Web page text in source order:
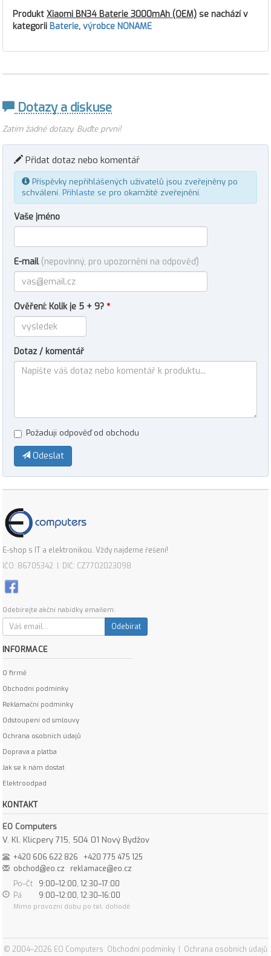
Produkt Xiaomi BN34 Baterie 3000mAh (OEM) se nachází v
kategorii Baterie, výrobce NONAME
Dotazy a diskuse
Zatím žádné dotazy. Buďte první!
Přidat dotaz nebo komentář
Příspěvky nepřihlášených uživatelů jsou zveřejněny po
schválení. Přihlaste se pro okamžité zveřejnění.
Vaše jméno
E-mail (nepovinný, pro upozornění na odpověď)
Ověření: Kolik je 5 + 9? *
Dotaz / komentář
Požaduji odpověď od obchodu
Odeslat
E-shop s IT a elektronikou. Vždy najdeme řešení!
IČO: 86705342 | DIČ: CZ7702023098
Odebírejte akční nabídky emailem:
Odebírat
INFORMACE
O firmě
Obchodní podmínky
Reklamační podmínky
Odstoupení od smlouvy
Ochrana osobních údajů
Doprava a platba
Jak se k nám dostat
Elektroodpad
KONTAKT
EO Computers
V. Kl. Klicpery 715, 504 01 Nový Bydžov
+420 606 622 826
+420 775 475 125
obchod@eo.cz
reklamace@eo.cz
Po–Čt
9:00–12:00, 12:30–17:00
Pá
9:00–12:00, 12:30–16:00
Mimo provozní dobu po tel. dohodě
© 2004–2026 EO Computers Obchodní podmínky
Ochrana osobních údajů